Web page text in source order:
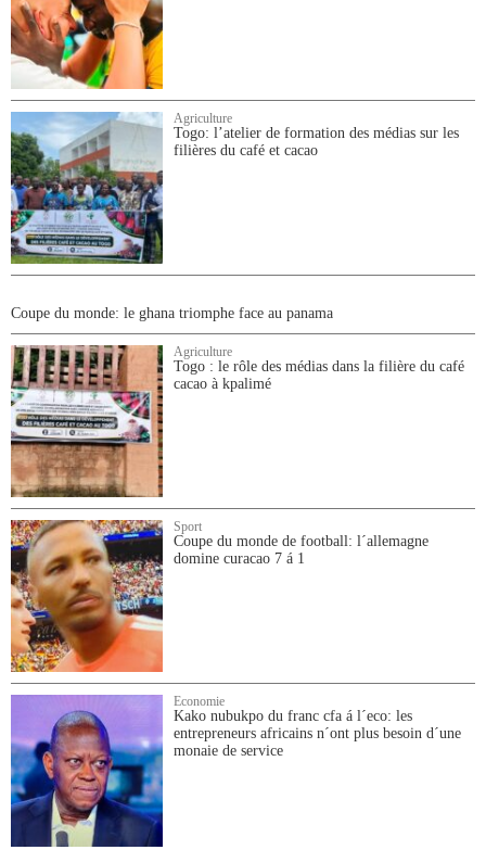
Agriculture
Togo: l’atelier de formation des médias sur les
filières du café et cacao
Coupe du monde: le ghana triomphe face au panama
Agriculture
Togo : le rôle des médias dans la filière du café
cacao à kpalimé
Sport
Coupe du monde de football: l´allemagne
domine curacao 7 á 1
Economie
Kako nubukpo du franc cfa á l´eco: les
entrepreneurs africains n´ont plus besoin d´une
monaie de service